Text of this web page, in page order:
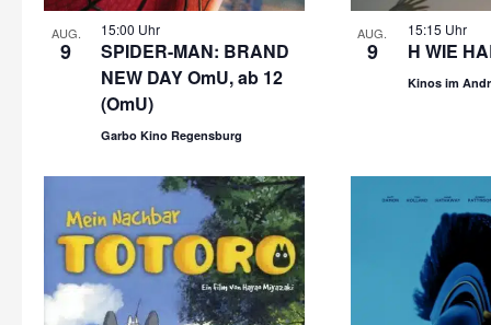
AUG.
9
15:00 Uhr
SPIDER-MAN: BRAND
NEW DAY OmU, ab 12
(OmU)
Garbo Kino Regensburg
AUG.
9
15:15 Uhr
H WIE
Kinos im